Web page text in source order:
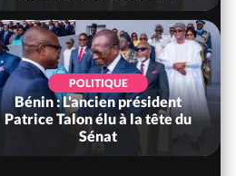
SOCIÉTÉ
Côte d'Ivoire : MIRAH, la
guerre des communiqués
s'intensifie entre la MA-M...